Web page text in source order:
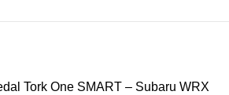
Tork One SMART – Subaru WRX